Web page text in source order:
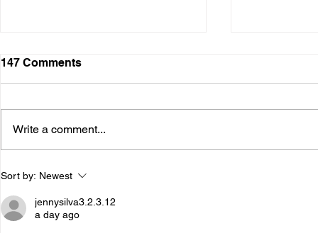
The Psychology of
Addiction: How Thoughts,
Emotions, and Behavior
Interact
147 Comments
Write a comment...
Sort by: Newest
jennysilva3.2.3.12
a day ago